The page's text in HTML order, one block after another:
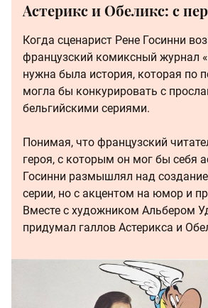
Астерикс и Обеликс: с
Когда сценарист Рене Госинни
французский комиксный журнал
нужна была история, которая по
могла бы конкурировать с
бельгийскими сериями.
Понимая, что французский
героя, с которым он мог бы себя
Госинни размышлял над
серии, но с акцентом на юмор и
Вместе с художником Альбером
придумал галлов Астерикса и